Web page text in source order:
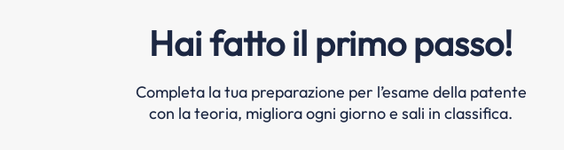
Hai fatto il primo passo!
Completa la tua preparazione per l’esame della patente
con la teoria, migliora ogni giorno e sali in classifica.